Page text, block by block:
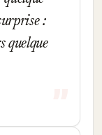
:
quelque